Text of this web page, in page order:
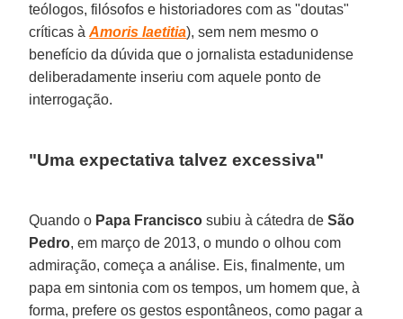
teólogos, filósofos e historiadores com as "doutas"
críticas àAmoris laetitia), sem nem mesmo o
benefício da dúvida que o jornalista estadunidense
deliberadamente inseriu com aquele ponto de
interrogação.
"Uma expectativa talvez excessiva"
Quando o Papa Francisco subiu à cátedra deSão
Pedro, em março de 2013, o mundo o olhou com
admiração, começa a análise. Eis, finalmente, um
papa em sintonia com os tempos, um homem que, à
forma, prefere os gestos espontâneos, como pagar a